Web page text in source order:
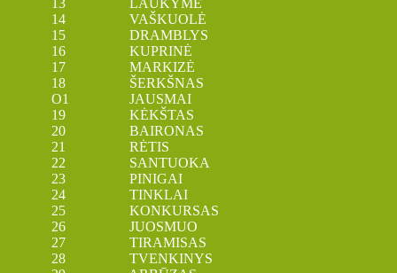
13 LAUKYMĖ
14 VAŠKUOLĖ
15 DRAMBLYS
16 KUPRINĖ
17 MARKIZĖ
18 ŠERKŠNAS
O1 JAUSMAI
19 KĖKŠTAS
20 BAIRONAS
21 RĖTIS
22 SANTUOKA
23 PINIGAI
24 TINKLAI
25 KONKURSAS
26 JUOSMUO
27 TIRAMISAS
28 TVENKINYS